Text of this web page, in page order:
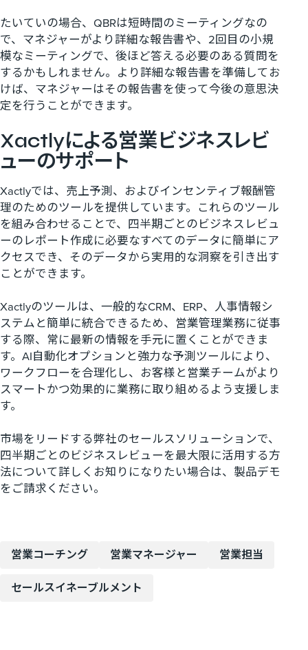
たいていの場合、QBRは短時間のミーティングなの
で、マネジャーがより詳細な報告書や、2回目の小規
模なミーティングで、後ほど答える必要のある質問を
するかもしれません。より詳細な報告書を準備してお
けば、マネジャーはその報告書を使って今後の意思決
定を行うことができます。
Xactlyによる営業ビジネスレビ
ューのサポート
Xactlyでは、売上予測、およびインセンティブ報酬管
理のためのツールを提供しています。これらのツール
を組み合わせることで、四半期ごとのビジネスレビュ
ーのレポート作成に必要なすべてのデータに簡単にア
クセスでき、そのデータから実用的な洞察を引き出す
ことができます。
Xactlyのツールは、一般的なCRM、ERP、人事情報シ
ステムと簡単に統合できるため、営業管理業務に従事
する際、常に最新の情報を手元に置くことができま
す。AI自動化オプションと強力な予測ツールにより、
ワークフローを合理化し、お客様と営業チームがより
スマートかつ効果的に業務に取り組めるよう支援しま
す。
市場をリードする弊社のセールスソリューションで、
四半期ごとのビジネスレビューを最大限に活用する方
法について詳しくお知りになりたい場合は、製品デモ
をご請求ください。
営業コーチング 営業マネージャー 営業担当
セールスイネーブルメント